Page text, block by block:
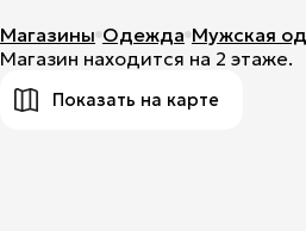
Магазины Одежда Мужская
Магазин находится на 2 этаже.
Показать на карте